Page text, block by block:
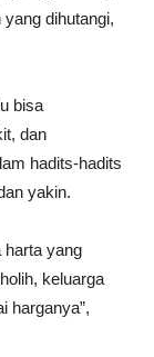
dihutangi,
bisa
dan
hadits-hadits
yakin.
harta yang
keluarga
harganya”,